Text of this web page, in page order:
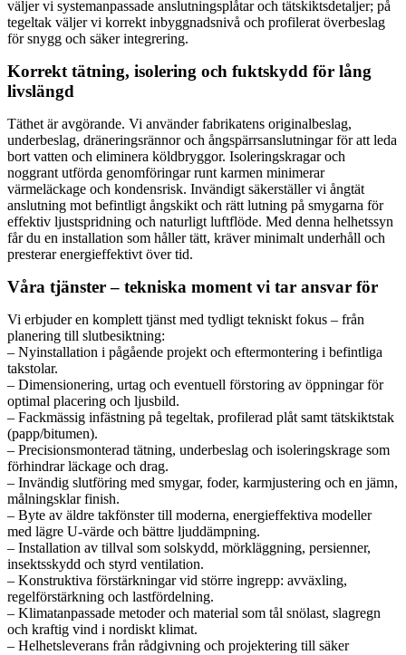
väljer vi systemanpassade anslutningsplåtar och tätskiktsdetaljer; på
tegeltak väljer vi korrekt inbyggnadsnivå och profilerat överbeslag
för snygg och säker integrering.
Korrekt tätning, isolering och fuktskydd för lång
livslängd
Täthet är avgörande. Vi använder fabrikatens originalbeslag,
underbeslag, dräneringsrännor och ångspärrsanslutningar för att leda
bort vatten och eliminera köldbryggor. Isoleringskragar och
noggrant utförda genomföringar runt karmen minimerar
värmeläckage och kondensrisk. Invändigt säkerställer vi ångtät
anslutning mot befintligt ångskikt och rätt lutning på smygarna för
effektiv ljustspridning och naturligt luftflöde. Med denna helhetssyn
får du en installation som håller tätt, kräver minimalt underhåll och
presterar energieffektivt över tid.
Våra tjänster – tekniska moment vi tar ansvar för
Vi erbjuder en komplett tjänst med tydligt tekniskt fokus – från
planering till slutbesiktning:
– Nyinstallation i pågående projekt och eftermontering i befintliga
takstolar.
– Dimensionering, urtag och eventuell förstoring av öppningar för
optimal placering och ljusbild.
– Fackmässig infästning på tegeltak, profilerad plåt samt tätskiktstak
(papp/bitumen).
– Precisionsmonterad tätning, underbeslag och isoleringskrage som
förhindrar läckage och drag.
– Invändig slutföring med smygar, foder, karmjustering och en jämn,
målningsklar finish.
– Byte av äldre takfönster till moderna, energieffektiva modeller
med lägre U-värde och bättre ljuddämpning.
– Installation av tillval som solskydd, mörkläggning, persienner,
insektsskydd och styrd ventilation.
– Konstruktiva förstärkningar vid större ingrepp: avväxling,
regelförstärkning och lastfördelning.
– Klimatanpassade metoder och material som tål snölast, slagregn
och kraftig vind i nordiskt klimat.
– Helhetsleverans från rådgivning och projektering till säker